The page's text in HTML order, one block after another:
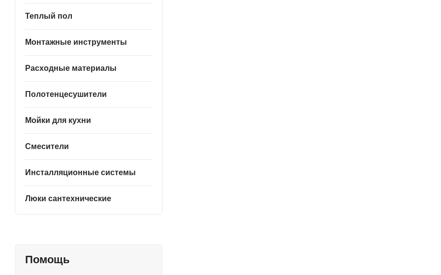
Теплый пол
Монтажные инструменты
Расходные материалы
Полотенцесушители
Мойки для кухни
Смесители
Инсталляционные системы
Люки сантехнические
Помощь